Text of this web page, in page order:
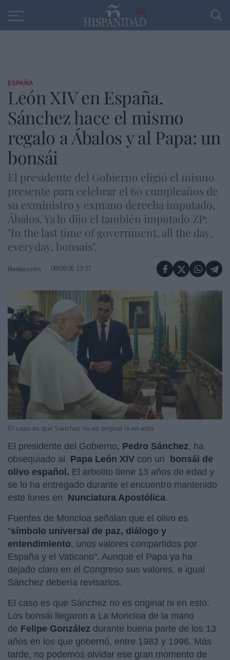
30
ESPAÑA
León XIV en España.
Sánchez hace el mismo
regalo a Ábalos y al Papa: un
bonsái
El presidente del Gobierno eligió el mismo
presente para celebrar el 60 cumpleaños de
su exministro y exmano derecha imputado,
Ábalos. Ya lo dijo el también imputado ZP:
"In the last time of government, all the day,
everyday, bonsais".
Redacción 08/06/26 13:27
El caso es que Sánchez no es original ni en esto
El presidente del Gobierno, Pedro Sánchez, ha
obsequiado al Papa León XIV con un bonsái de
olivo español. El arbolito tiene 13 años de edad y
se lo ha entregado durante el encuentro mantenido
este lunes en Nunciatura Apostólica.
Fuentes de Moncloa señalan que el olivo es
"símbolo universal de paz, diálogo y
entendimiento, unos valores compartidos por
España y el Vaticano". Aunque el Papa ya ha
dejado claro en el Congreso sus valores, e igual
Sánchez debería revisarlos.
El caso es que Sánchez no es original ni en esto.
Los bonsái llegaron a La Moncloa de la mano
de Felipe González durante buena parte de los 13
años en los que gobernó, entre 1982 y 1996. Más
tarde, no podemos olvidar ese gran momento de